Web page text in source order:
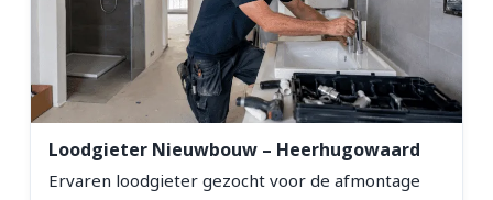
Loodgieter Nieuwbouw – Heerhugowaard
Ervaren loodgieter gezocht voor de afmontage